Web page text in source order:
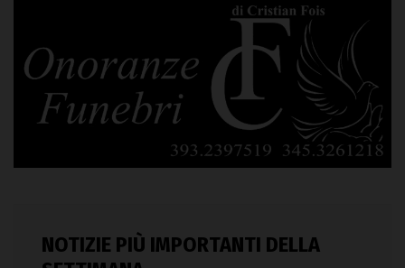
NOTIZIE PIÙ IMPORTANTI DELLA